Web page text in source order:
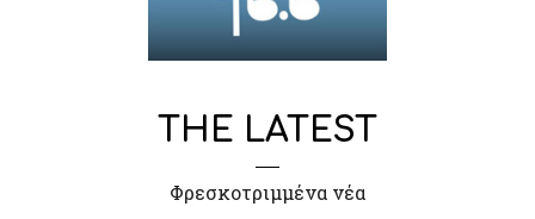
THE LATEST
Φρεσκοτριμμένα νέα